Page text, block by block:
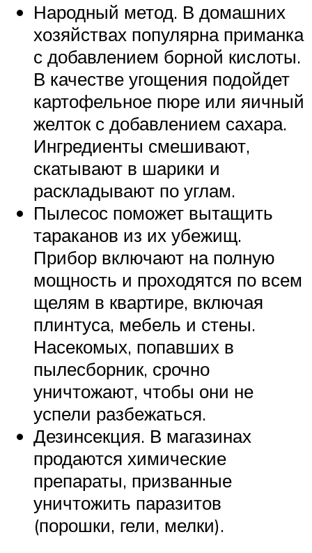
Народный метод. В домашних
хозяйствах популярна приманка
с добавлением борной кислоты.
В качестве угощения подойдет
картофельное пюре или яичный
желток с добавлением сахара.
Ингредиенты смешивают,
скатывают в шарики и
раскладывают по углам.
Пылесос поможет вытащить
тараканов из их убежищ.
Прибор включают на полную
мощность и проходятся по всем
щелям в квартире, включая
плинтуса, мебель и стены.
Насекомых, попавших в
пылесборник, срочно
уничтожают, чтобы они не
успели разбежаться.
Дезинсекция. В магазинах
продаются химические
препараты, призванные
уничтожить паразитов
(порошки, гели, мелки).